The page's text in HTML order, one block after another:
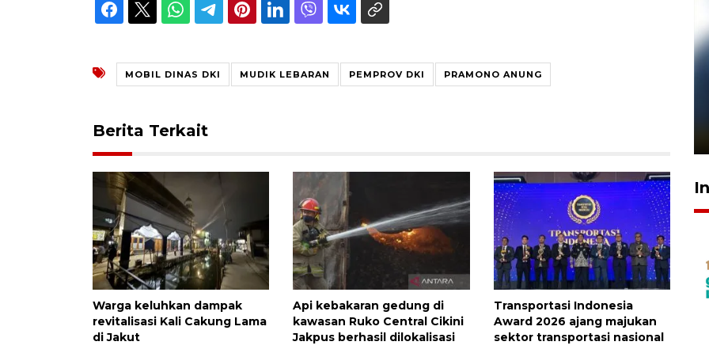
MOBIL DINAS DKI MUDIK LEBARAN PEMPROV DKI PRAMONO ANUNG
Berita Terkait
Warga keluhkan dampak
revitalisasi Kali Cakung Lama
di Jakut
Api kebakaran gedung di
kawasan Ruko Central Cikini
Jakpus berhasil dilokalisasi
Transportasi Indonesia
Award 2026 ajang majukan
sektor transportasi nasional